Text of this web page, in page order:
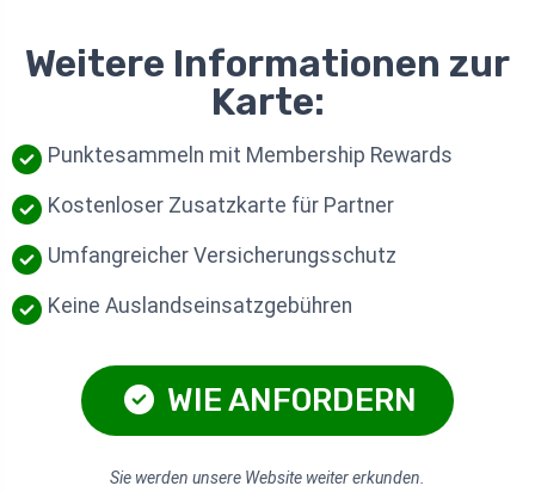
Weitere Informationen zur
Karte:
Punktesammeln mit Membership Rewards
Kostenloser Zusatzkarte für Partner
Umfangreicher Versicherungsschutz
Keine Auslandseinsatzgebühren
WIE ANFORDERN
Sie werden unsere Website weiter erkunden.